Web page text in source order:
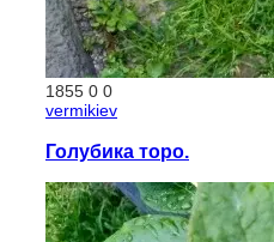
1855 0 0
vermikiev
Голубика торо.